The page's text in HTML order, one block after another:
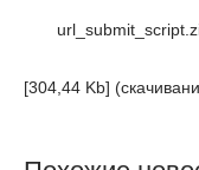
[304,44 Kb]